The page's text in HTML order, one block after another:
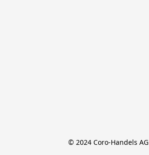
© 2024 Coro-Handels AG